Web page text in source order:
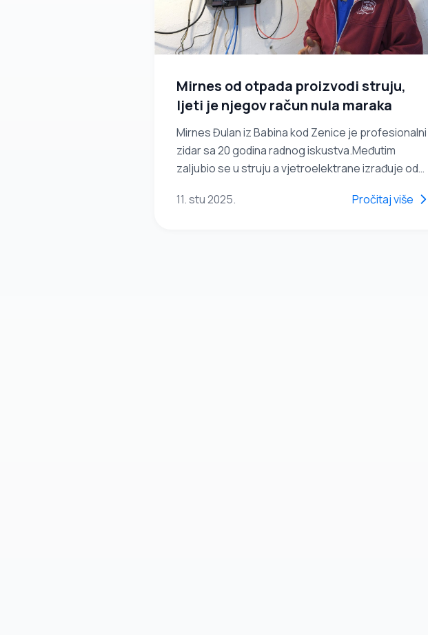
Mirnes od otpada proizvodi struju,
ljeti je njegov račun nula maraka
Mirnes Đulan iz Babina kod Zenice je profesionalni
zidar sa 20 godina radnog iskustva.Međutim
zaljubio se u struju a vjetroelektrane izrađuje od
11. stu 2025.
Pročitaj više